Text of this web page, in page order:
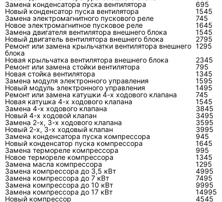
е
воздушного потока
Типичны
е работы
Мойка, прочистка дренажа, проверка
креплений и параметров
Пайка,
Запчасти
Обычно не требуются, кроме
расходных материалов
Результат
Стабильная работа при отсутствии
скрытого дефекта
Какие узлы кондиционеров LG
ремонтируют чаще?
В бытовых сплит-системах ремонт затрагивает
дренаж, вентиляторы, датчики, межблочные
соединения, платы управления, пусковые
элементы неинверторных моделей,
инверторные силовые модули, компрессор и
Замена конденсатора пуска вентилятора
695
Новый конденсатор пуска вентилятора
1545
Замена электромагнитного пускового реле
745
Новое электромагнитное пусковое реле
1645
Замена двигателя вентилятора внешнего блока
1545
Новый двигатель вентилятора внешнего блока
2795
Ремонт или замена крыльчатки вентилятора внешнего
блока
1295
Новая крыльчатка вентилятора внешнего блока
2345
Ремонт или замена стойки вентилятора
795
Новая стойка вентилятора
1345
Замена модуля электронного управления
1595
Новый модуль электронного управления
1495
Ремонт или замена катушки 4-х ходового клапана
745
Новая катушка 4-х ходового клапана
1545
Замена 4-х ходового клапана
3845
Новый 4-х ходовой клапан
3495
Замена 2-х, 3-х ходового клапана
3595
Новый 2-х, 3-х ходовый клапан
3995
Замена конденсатора пуска компрессора
945
Новый конденсатор пуска компрессора
1645
Замена термореле компрессора
995
Новое термореле компрессора
1345
Замена масла компрессора
1295
Замена компрессора до 3,5 кВт
4995
Замена компрессора до 7 кВт
7495
Замена компрессора до 10 кВт
9995
Замена компрессора до 17 кВт
14995
Новый компрессор
4545